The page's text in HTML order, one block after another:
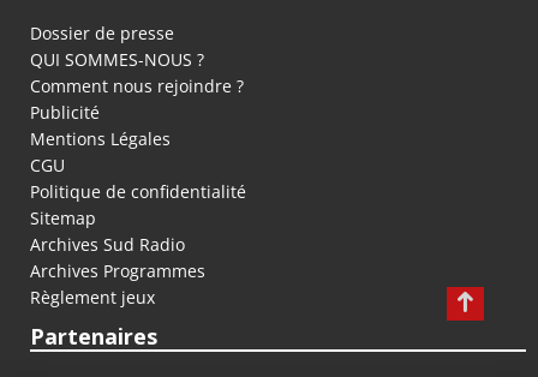
Dossier de presse
QUI SOMMES-NOUS ?
Comment nous rejoindre ?
Publicité
Mentions Légales
CGU
Politique de confidentialité
Sitemap
Archives Sud Radio
Archives Programmes
Règlement jeux
Partenaires